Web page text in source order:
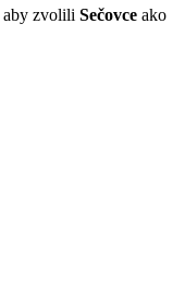
aby zvolili Sečovce ako